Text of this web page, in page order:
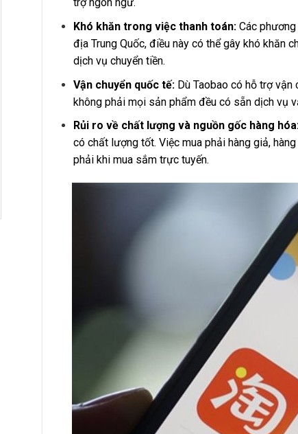
trợ ngôn ngữ.
Khó khăn trong việc thanh toán:Các phương
địa Trung Quốc, điều này có thể gây khó khăn
dịch vụ chuyển tiền.
Vận chuyển quốc tế:Dù Taobao có hỗ trợ vận
không phải mọi sản phẩm đều có sẵn dịch vụ
Rủi ro về chất lượng và nguồn gốc hàng
có chất lượng tốt. Việc mua phải hàng giả,
phải khi mua sắm trực tuyến.